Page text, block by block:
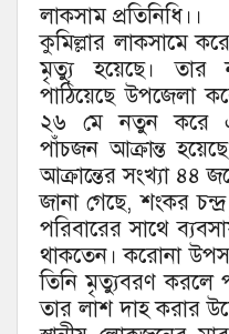
লাকসাম প্রতিনিধি।।
কুমিল্লার লাকসামে
মৃত্যু হয়েছে। তার
পাঠিয়েছে উপজেলা
২৬ মে নতুন করে
পাঁচজন আক্রান্ত
আক্রান্তের সংখ্যা ৪৪
জানা গেছে, শংকর
পরিবারের সাথে
থাকতেন। করোনা
তিনি মৃত্যুবরণ করলে
তার লাশ দাহ করার